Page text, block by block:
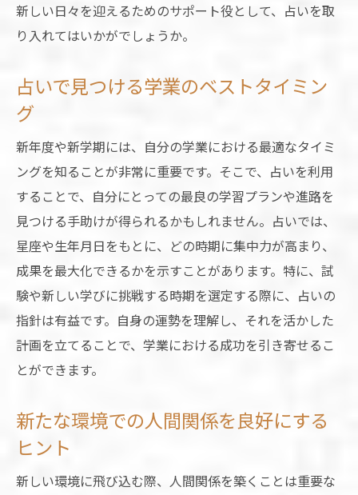
新しい日々を迎えるためのサポート役として、占いを取
り入れてはいかがでしょうか。
占いで見つける学業のベストタイミン
グ
新年度や新学期には、自分の学業における最適なタイミ
ングを知ることが非常に重要です。そこで、占いを利用
することで、自分にとっての最良の学習プランや進路を
見つける手助けが得られるかもしれません。占いでは、
星座や生年月日をもとに、どの時期に集中力が高まり、
成果を最大化できるかを示すことがあります。特に、試
験や新しい学びに挑戦する時期を選定する際に、占いの
指針は有益です。自身の運勢を理解し、それを活かした
計画を立てることで、学業における成功を引き寄せるこ
とができます。
新たな環境での人間関係を良好にする
ヒント
新しい環境に飛び込む際、人間関係を築くことは重要な